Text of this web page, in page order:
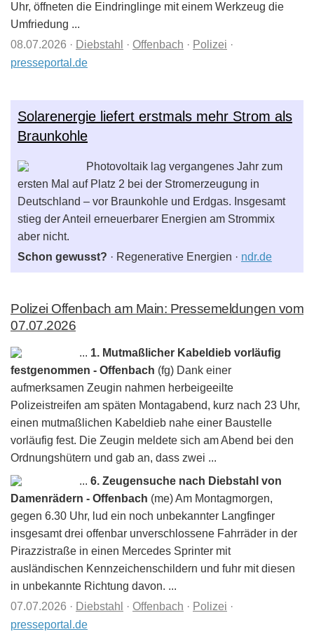
Uhr, öffneten die Eindringlinge mit einem Werkzeug die
Umfriedung ...
08.07.2026 · Diebstahl · Offenbach · Polizei ·
presseportal.de
Solarenergie liefert erstmals mehr Strom als
Braunkohle
Photovoltaik lag vergangenes Jahr zum
ersten Mal auf Platz 2 bei der Stromerzeugung in
Deutschland – vor Braunkohle und Erdgas. Insgesamt
stieg der Anteil erneuerbarer Energien am Strommix
aber nicht.
Schon gewusst? · Regenerative Energien · ndr.de
Polizei Offenbach am Main: Pressemeldungen vom
07.07.2026
... 1. Mutmaßlicher Kabeldieb vorläufig
festgenommen - Offenbach (fg) Dank einer
aufmerksamen Zeugin nahmen herbeigeeilte
Polizeistreifen am späten Montagabend, kurz nach 23 Uhr,
einen mutmaßlichen Kabeldieb nahe einer Baustelle
vorläufig fest. Die Zeugin meldete sich am Abend bei den
Ordnungshütern und gab an, dass zwei ...
... 6. Zeugensuche nach Diebstahl von
Damenrädern - Offenbach (me) Am Montagmorgen,
gegen 6.30 Uhr, lud ein noch unbekannter Langfinger
insgesamt drei offenbar unverschlossene Fahrräder in der
Pirazzistraße in einen Mercedes Sprinter mit
ausländischen Kennzeichenschildern und fuhr mit diesen
in unbekannte Richtung davon. ...
07.07.2026 · Diebstahl · Offenbach · Polizei ·
presseportal.de